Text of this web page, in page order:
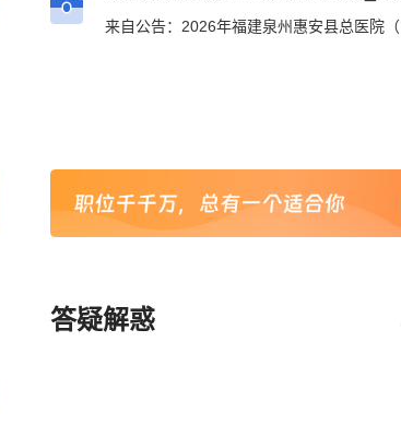
答疑解惑